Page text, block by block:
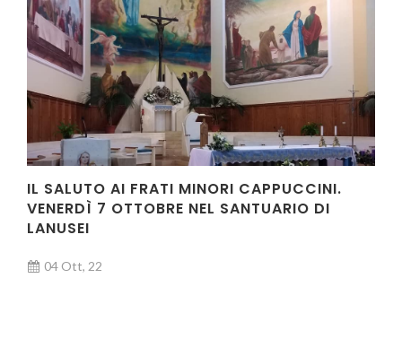
IL SALUTO AI FRATI MINORI CAPPUCCINI.
VENERDÌ 7 OTTOBRE NEL SANTUARIO DI
LANUSEI
04 Ott, 22